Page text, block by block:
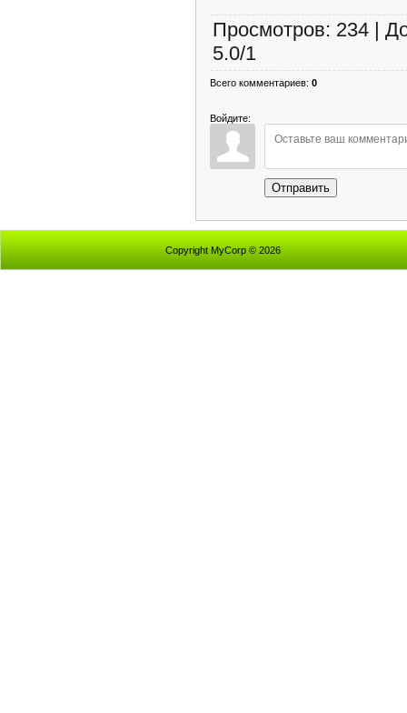
Просмотров: 234 |
5.0/1
Всего комментариев: 0
Войдите:
Отправить
Copyright MyCorp © 2026